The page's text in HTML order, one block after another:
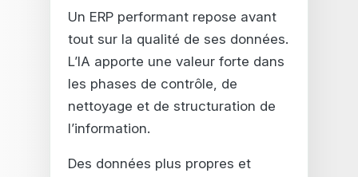
Un ERP performant repose avant
tout sur la qualité de ses données.
L’IA apporte une valeur forte dans
les phases de contrôle, de
nettoyage et de structuration de
l’information.
Des données plus propres et